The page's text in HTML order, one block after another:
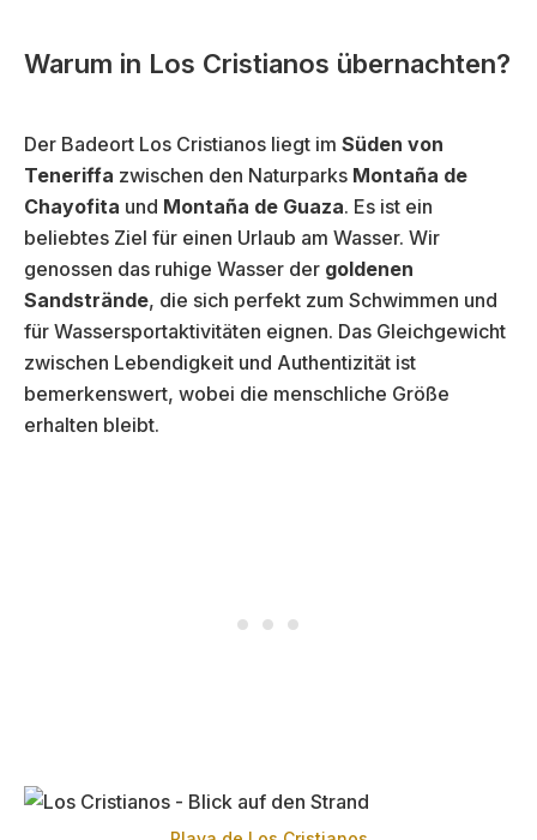
Warum in Los Cristianos übernachten?
Der Badeort Los Cristianos liegt im Süden von
Teneriffa zwischen den Naturparks Montaña de
Chayofita und Montaña de Guaza. Es ist ein
beliebtes Ziel für einen Urlaub am Wasser. Wir
genossen das ruhige Wasser der goldenen
Sandstrände, die sich perfekt zum Schwimmen und
für Wassersportaktivitäten eignen. Das Gleichgewicht
zwischen Lebendigkeit und Authentizität ist
bemerkenswert, wobei die menschliche Größe
erhalten bleibt.